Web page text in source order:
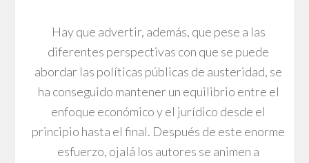
Hay que advertir, además, que pese a las
diferentes perspectivas con que se puede
abordar las políticas públicas de austeridad, se
ha conseguido mantener un equilibrio entre el
enfoque económico y el jurídico desde el
principio hasta el final. Después de este enorme
esfuerzo, ojalá los autores se animen a